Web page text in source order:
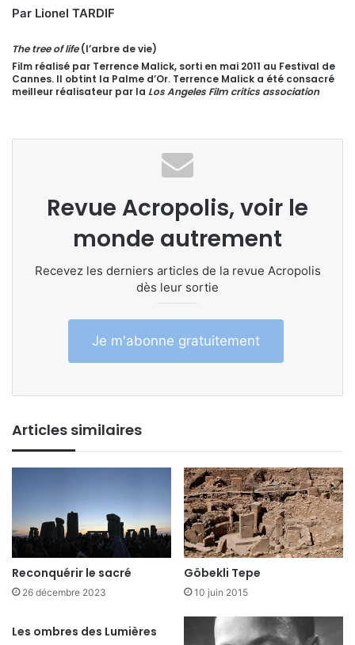
Par Lionel TARDIF
The tree of life(l’arbre de vie)
Film réalisé par Terrence Malick, sorti en mai 2011 au Festival de
Cannes. Il obtint la Palme d’Or. Terrence Malick a été consacré
meilleur réalisateur par la Los Angeles Film critics association
Revue Acropolis, voir le
monde autrement
Recevez les derniers articles de la revue Acropolis
dès leur sortie
Je m'abonne gratuitement
Articles similaires
Reconquérir le sacré
26 décembre 2023
Göbekli Tepe
10 juin 2015
Les ombres des Lumières